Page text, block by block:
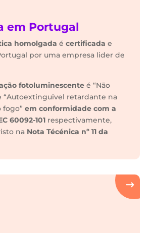
em Portugal
homolgada écertificada e
por uma empresa lider de
fotoluminescente é “Não
“Autoextinguivel retardante na
fogo”em conformidade com a
60092-101 respectivamente,
na Nota Técénica nº 11 da